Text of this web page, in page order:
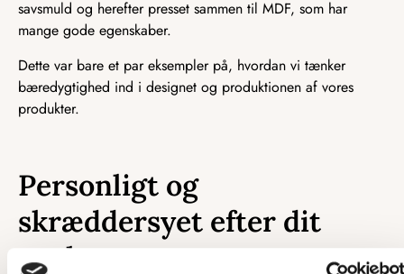
savsmuld og herefter presset sammen til MDF, som har
mange gode egenskaber.
Dette var bare et par eksempler på, hvordan vi tænker
bæredygtighed ind i designet og produktionen af vores
produkter.
Personligt og
skræddersyet efter dit
ønske